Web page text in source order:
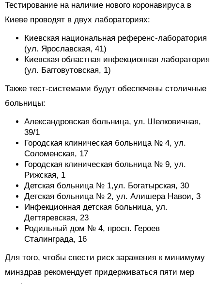
Тестирование на наличие нового коронавируса в
Киеве проводят в двух лабораториях:
Киевская национальная референс-лаборатория
(ул. Ярославская, 41)
Киевская областная инфекционная лаборатория
(ул. Багговутовская, 1)
Также тест-системами будут обеспечены столичные
больницы:
Александровская больница, ул. Шелковичная,
39/1
Городская клиническая больница № 4, ул.
Соломенская, 17
Городская клиническая больница № 9, ул.
Рижская, 1
Детская больница № 1,ул. Богатырская, 30
Детская больница № 2, ул. Алишера Навои, 3
Инфекционная детская больница, ул.
Дегтяревская, 23
Родильный дом № 4, просп. Героев
Сталинграда, 16
Для того, чтобы свести риск заражения к минимуму
минздрав рекомендует придерживаться пяти мер